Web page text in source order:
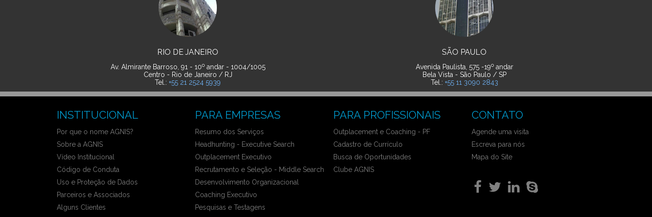
RIO DE JANEIRO
Av. Almirante Barroso, 91 - 10oandar - 1004/1005
Centro - Rio de Janeiro / RJ
Tel.: +55 21 2524 5939
SÃO PAULO
Avenida Paulista, 575 -19oandar
Bela Vista - São Paulo / SP
Tel.: +55 11 3090 2843
INSTITUCIONAL
Por que o nome AGNIS?
Sobre a AGNIS
Vídeo Institucional
Código de Conduta
Uso e Proteção de Dados
Parceiros e Associados
Alguns Clientes
PARA EMPRESAS
Resumo dos Serviços
Headhunting - Executive Search
Outplacement Executivo
Recrutamento e Seleção - Middle Search
Desenvolvimento Organizacional
Coaching Executivo
Pesquisas e Testagens
PARA PROFISSIONAIS
Outplacement e Coaching - PF
Cadastro de Currículo
Busca de Oportunidades
Clube AGNIS
CONTATO
Agende uma visita
Escreva para nós
Mapa do Site